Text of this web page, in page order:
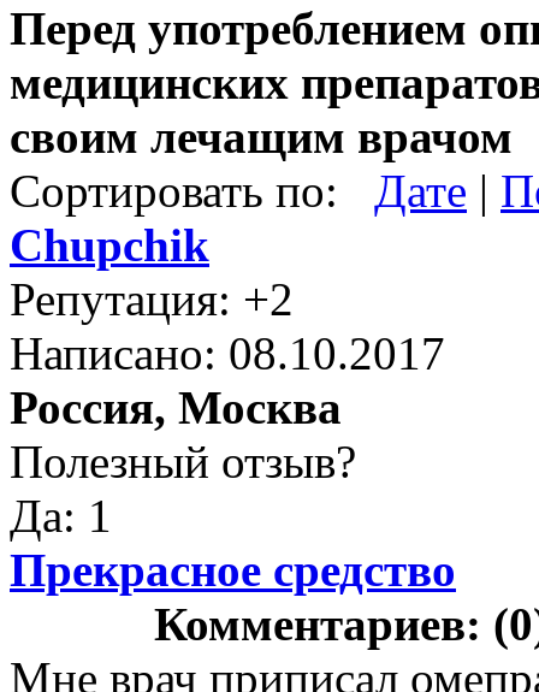
Перед употреблением
медицинских
своим лечащим врачом
Сортировать по:
Дате |
Chupchik
Репутация: +2
Написано: 08.10.2017
Россия, Москва
Полезный отзыв?
Да: 1
Прекрасное средство
Комментариев:
Мне врач приписал